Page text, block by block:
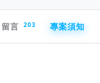
留言 203 專案須知